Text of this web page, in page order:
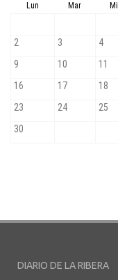
DIARIO DE LA RIBERA